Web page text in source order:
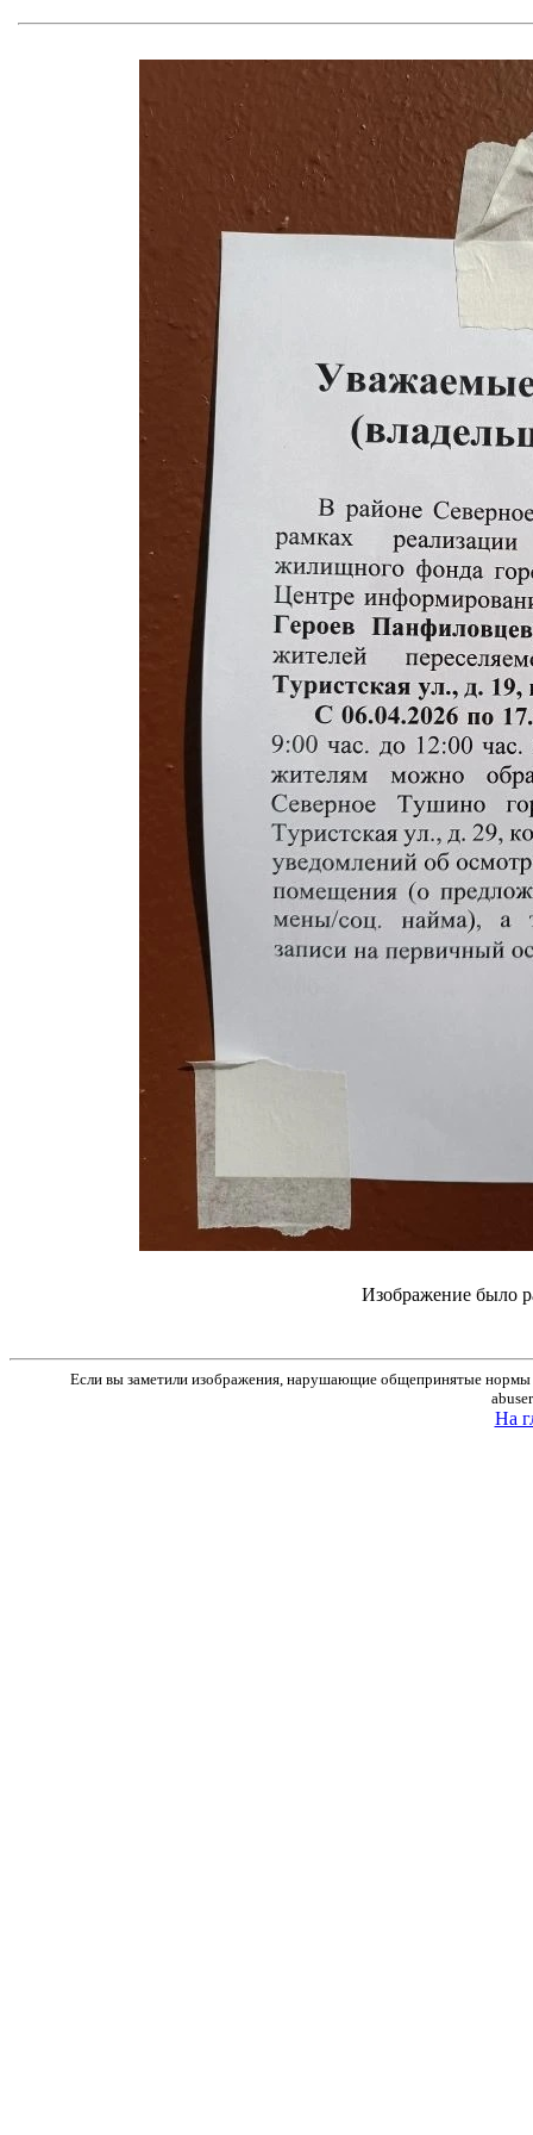
Изображение было
Если вы заметили изображения, нарушающие общепринятые нормы
На